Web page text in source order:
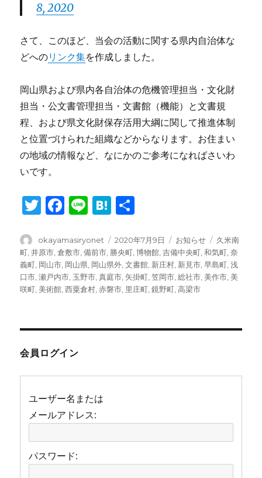
8, 2020
さて、このほど、当会の活動に関する県内自治体な
どへのリンク集を作成しました。
岡山県および県内各自治体の危機管理担当・文化財
担当・公文書管理担当・文書館（機能）と文書規
程、および県文化財保存活用大綱に関して推進体制
と位置づけられた組織などからなります。お住まい
の地域の情報など、なにかのご参考になればさいわ
いです。
T
it
te
r
F
c
e
b
o
k
Li
e
H
e
n
a
投
稿
者
okayamasiryonet
投
稿
日:
2020年7月9日
カ
テ
ゴ
リ
ー
お知らせ
タ
グ
久米南
町,井原市,倉敷市,備前市, 勝央町,博物館,吉備中央町,和気町,奈
義町, 岡山市, 岡山県, 岡山県外,文書館, 新庄村, 新見市,早島町,浅
口市,瀬戸内市, 玉野市,真庭市, 矢掛町,笠岡市,総社市, 美作市, 美
咲町, 美術館,西粟倉村,赤磐市, 里庄町,鏡野町,高梁市
会員ログイン
ユーザー名または
メールアドレス:
パスワード: